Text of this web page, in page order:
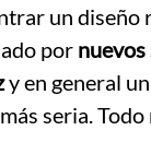
un diseño
por
y en general
seria. Todo